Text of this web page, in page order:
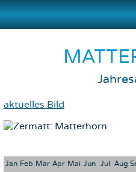
aktuelles Bild
Jan Feb Mar Apr Mai Jun Jul Aug